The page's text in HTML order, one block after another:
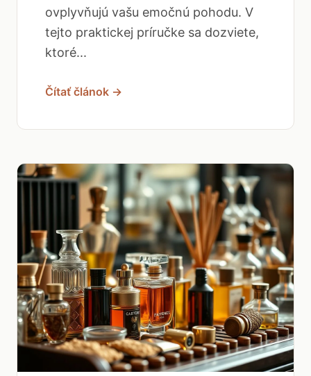
ovplyvňujú vašu emočnú pohodu. V
tejto praktickej príručke sa dozviete,
ktoré...
Čítať článok →